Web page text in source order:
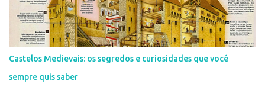
Castelos Medievais: os segredos e curiosidades que você
sempre quis saber